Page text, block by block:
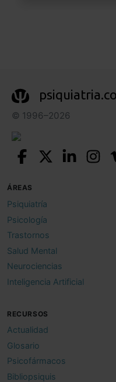
© 1996–2026
ÁREAS
Psiquiatría
Psicología
Trastornos
Salud Mental
Neurociencias
Inteligencia Artificial
RECURSOS
Actualidad
Glosario
Psicofármacos
Bibliopsiquis